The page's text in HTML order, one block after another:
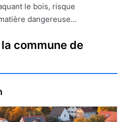
le bois, risque
dangereuse...
commune de